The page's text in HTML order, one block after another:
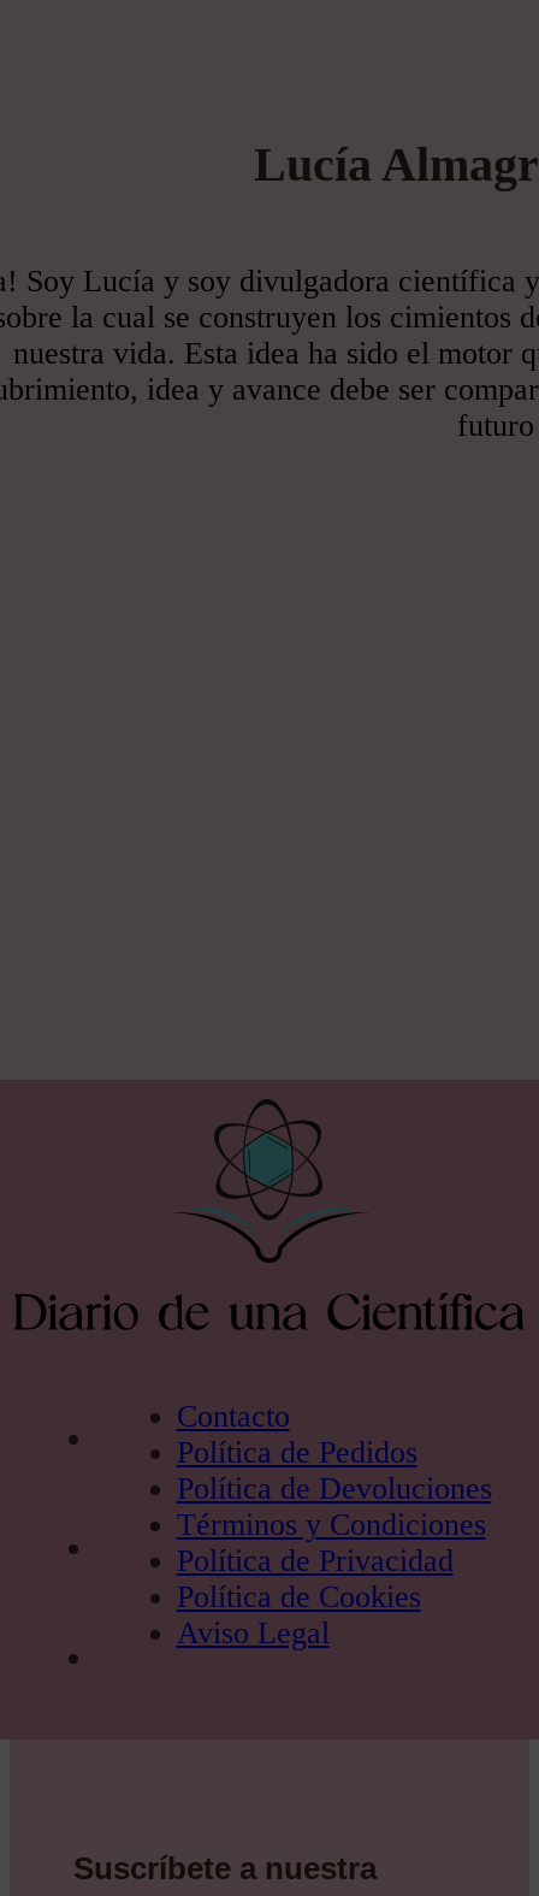
Lucía
Soy Lucía y soy divulgadora científica
la cual se construyen los cimientos
nuestra vida. Esta idea ha sido el motor
idea y avance debe ser
Contacto
Política de Pedidos
Política de Devoluciones
Términos y Condiciones
Política de Privacidad
Política de Cookies
Aviso Legal
Suscríbete a nuestra